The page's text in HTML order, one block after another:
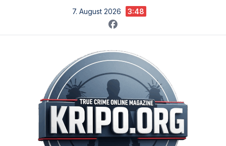
springen
7. August 2026 3:48